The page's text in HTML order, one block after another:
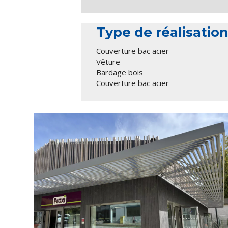
Type de réalisation
Couverture bac acier
Vêture
Bardage bois
Couverture bac acier